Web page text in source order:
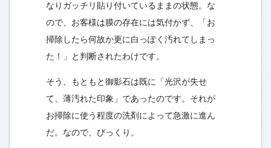
なりガッチリ貼り付いているままの状態。な
ので、お客様は膜の存在には気付かず、「お
掃除したら何故か更に白っぽく汚れてしまっ
た！」と判断されたわけです。
そう、もともと御影石は既に「光沢が失せ
て、薄汚れた印象」であったのです。 それが
お掃除に使う程度の洗剤によって急激に進ん
だ。なので、びっくり。